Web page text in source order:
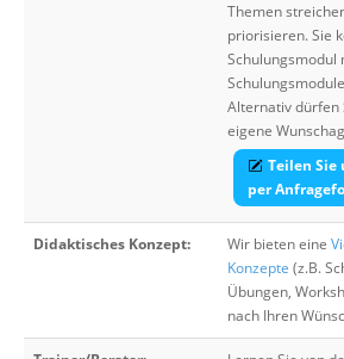
Themen
priorisieren. Sie
Schulungsmodul
Alternativ dürfen
eigene
Teilen Sie
per
Didaktisches Konzept: Wir bieten eine
Konzepte (z.B.
Übungen,
nach Ihren